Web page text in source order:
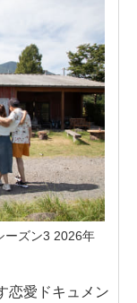
ーズン3 2026年
恋愛ドキュメン